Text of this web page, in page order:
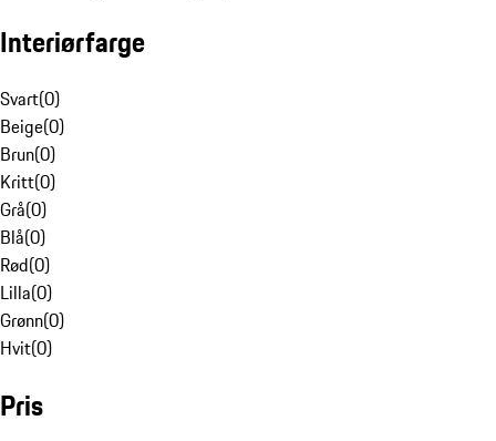
Interiørfarge
Svart(0)
Beige(0)
Brun(0)
Kritt(0)
Grå(0)
Blå(0)
Rød(0)
Lilla(0)
Grønn(0)
Hvit(0)
Pris